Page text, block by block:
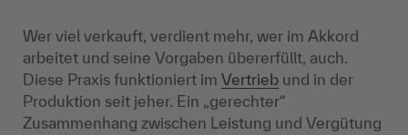
Wer viel verkauft, verdient mehr, wer im Akkord
arbeitet und seine Vorgaben übererfüllt, auch.
Diese Praxis funktioniert im Vertrieb und in der
Produktion seit jeher. Ein „gerechter“
Zusammenhang zwischen Leistung und Vergütung